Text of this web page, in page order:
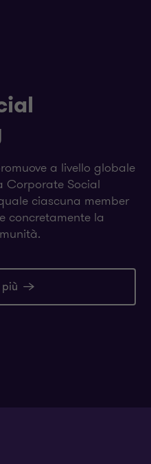
a livello globale
Social
ciascuna member
concretamente la